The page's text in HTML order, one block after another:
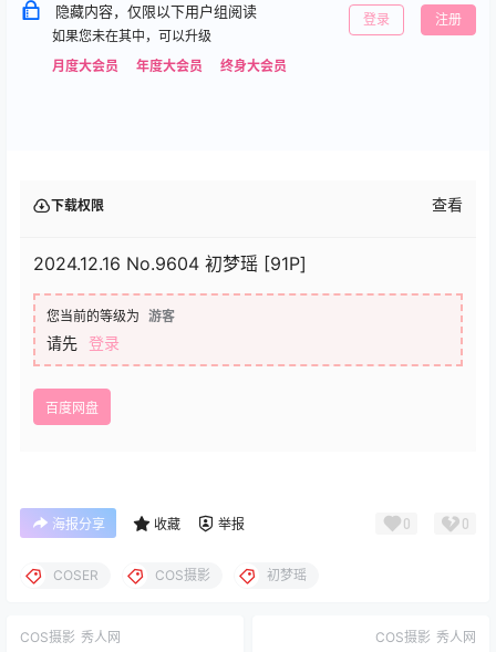
隐藏内容，仅限以下用户组阅读
如果您未在其中，可以升级
月度大会员
年度大会员 终身大会员
登录 注册
下载权限 查看
2024.12.16 No.9604 初梦瑶 [91P]
您当前的等级为 游客
请先 登录
百度网盘
海报分享 收藏 举报 0 0
COSER COS摄影 初梦瑶
COS摄影 秀人网 COS摄影 秀人网